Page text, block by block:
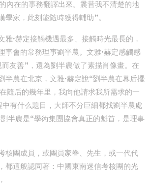
內在的事務翻譯出來。曩昔我不清楚的地
學家，此刻能隨時獲得輔助”。
雅·赫定接觸機遇最多、接觸時光最長的，
事會的常務理事劉半農。文雅·赫定感觸感
友善”，還為劉半農做了素描肖像畫。在
半農在北京，文雅·赫定說“劉半農在幕后擺
隨后的幾年里，我向他請求我所需求的一
有什么題目，大師不分巨細都找劉半農處
半農是“學術集團協會真正的魁首，是理事
核團成員，或團員家眷、先生，或一代代
都這般認同著：中國東南迷信考核團的光